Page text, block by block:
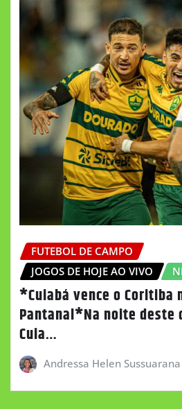
FUTEBOL DE CAMPO
JOGOS DE HOJE AO VIVO
*Cuiabá vence o Coritiba
Pantanal*Na noite deste
Cuia…
Andressa Helen Sussuarana